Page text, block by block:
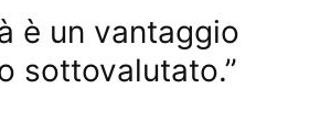
è un vantaggio
sottovalutato.”